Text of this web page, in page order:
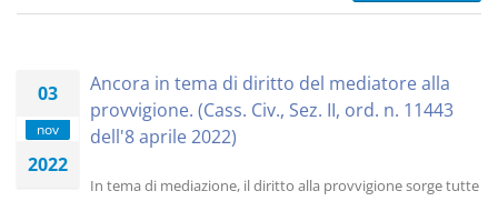
03
nov
2022
Ancora in tema di diritto del mediatore alla
provvigione. (Cass. Civ., Sez. II, ord. n. 11443
dell'8 aprile 2022)
In tema di mediazione, il diritto alla provvigione sorge tutte